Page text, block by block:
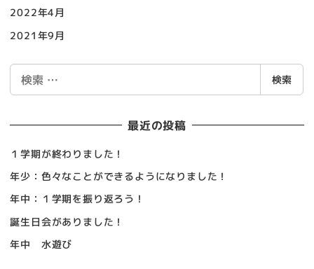
2022年4月
2021年9月
索
検索
最近の投稿
１学期が終わりました！
年少：色々なことができるようになりました！
年中：１学期を振り返ろう！
誕生日会がありました！
年中 水遊び